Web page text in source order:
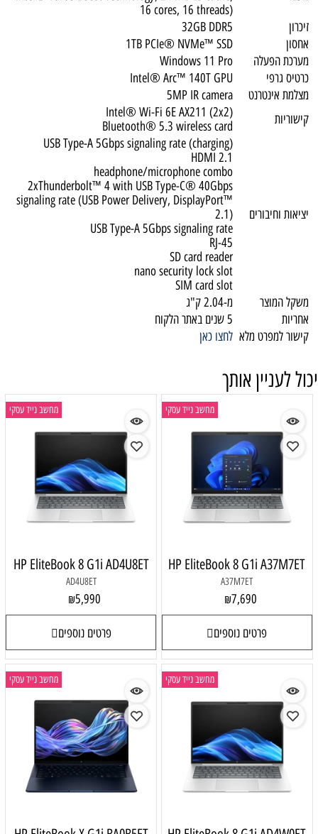
16 cores, 16 threads)
זיכרון
32GB DDR5
אחסון
1TB PCIe® NVMe™ SSD
מערכת הפעלה
Windows 11 Pro
כרטיס גרפי
Intel® Arc™ 140T GPU
מצלמת אינטרנט
5MP IR camera
קישוריות
Intel® Wi-Fi 6E AX211 (2x2)
Bluetooth® 5.3 wireless card
יציאות וחיבורים
USB Type-A 5Gbps signaling rate (charging)
HDMI 2.1
headphone/microphone combo
2xThunderbolt™ 4 with USB Type-C® 40Gbps
signaling rate (USB Power Delivery, DisplayPort™
2.1)
USB Type-A 5Gbps signaling rate
RJ-45
SD card reader
nano security lock slot
SIM card slot
משקל המוצר
מ-2.04 ק"ג
אחריות
5 שנים באתר הלקוח
קישור למפרט מלא לחצו כאן
יכול לעניין אותך
מחשב נייד עסקי
HP EliteBook 8 G1i A37M7ET
A37M7ET
₪7,690
פרטים נוספים
מחשב נייד עסקי
HP EliteBook 8 G1i AD4U8ET
AD4U8ET
₪5,990
פרטים נוספים
מחשב נייד עסקי מחשב נייד עסקי